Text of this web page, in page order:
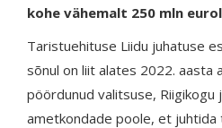
kohe vähemalt 250 mln
Taristuehituse Liidu juhatuse
sõnul on liit alates 2022. aasta
pöördunud valitsuse, Riigikogu
ametkondade poole, et